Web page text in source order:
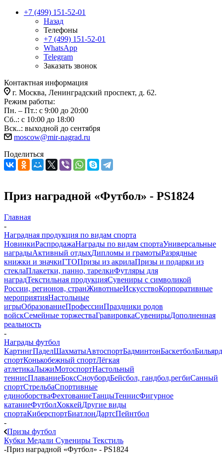
+7 (499) 151-52-01
Назад
Телефоны
+7 (499) 151-52-01
WhatsApp
Telegram
Заказать звонок
Контактная информация
г. Москва, Ленинградский проспект, д. 62.
Режим работы:
Пн. – Пт.: с 9:00 до 20:00
Сб..: с 10:00 до 18:00
Вск..: выходной до сентября
moscow@mir-nagrad.ru
Поделиться
Приз наградной «Футбол» - PS1824
Главная
-
Наградная продукция по видам спорта
НовинкиРаспродажаНаграды по видам спортаУниверсальные
наградыАктивный отдыхДипломы и грамотыРазрядные
книжки и значкиГТОПризы из акрилаПризы и подарки из
стеклаПлакетки, панно, тарелкиФутляры для
наградТекстильная продукцияСувениры с символикой
России, регионов, странЖивотныеИскусствоКорпоративные
мероприятияНастольные
игрыОбразованиеПрофессииПраздники родов
войскСемейные торжестваГравировкаСувенирыДополненная
реальность
-
Награды футбол
КартингПаделШахматыАвтоспортБадминтонБаскетболБильярд
спортКонькобежный спортЛёгкая
атлетикаЛыжиМотоспортНастольный
теннисПлаваниеБоксСноубордБейсбол, гандбол,регбиСанный
спортСтрельбаСпортивные
единоборстваФехтованиеТанцыТеннисФигурное
катаниеФутболХоккейДругие виды
спортаКиберспортБиатлонДартсПейнтбол
-
Призы футбол
Кубки Медали Сувениры Текстиль
-Приз наградной «Футбол» - PS1824